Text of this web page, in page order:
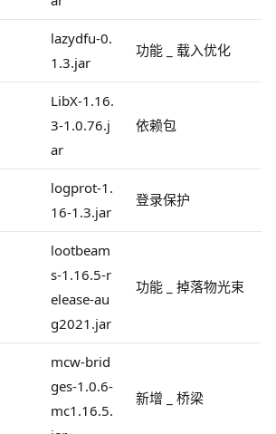
lazydfu-0.
1.3.jar
功能 _ 载入优化
LibX-1.16.
3-1.0.76.j
ar
依赖包
logprot-1.
16-1.3.jar
登录保护
lootbeam
s-1.16.5-r
elease-au
g2021.jar
功能 _ 掉落物光束
mcw-brid
ges-1.0.6-
mc1.16.5.
新增 _ 桥梁